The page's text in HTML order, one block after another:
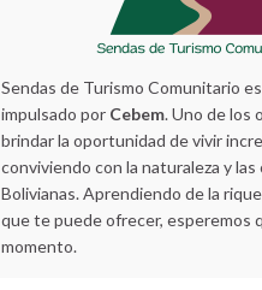
Sendas de Turismo Comunitario
impulsado por Cebem. Uno de los
brindar la oportunidad de vivir
conviviendo con la naturaleza y las
Bolivianas. Aprendiendo de la
que te puede ofrecer, esperemos
momento.